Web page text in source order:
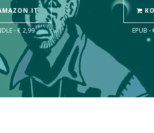
- € 2,99 EPUB -